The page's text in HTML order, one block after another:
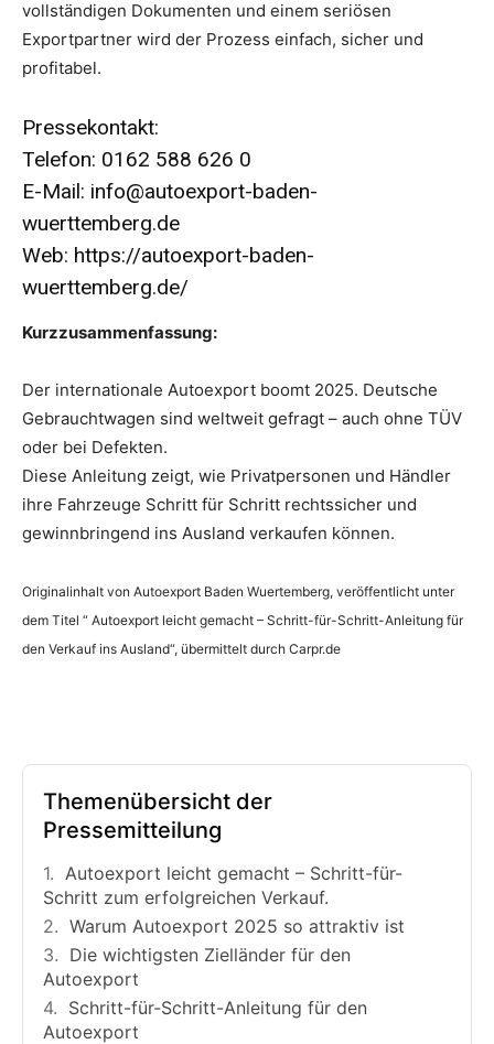
vollständigen Dokumenten und einem seriösen
Exportpartner wird der Prozess einfach, sicher und
profitabel.
Pressekontakt:
Telefon: 0162 588 626 0
E-Mail: info@autoexport-baden-
wuerttemberg.de
Web: https://autoexport-baden-
wuerttemberg.de/
Kurzzusammenfassung:
Der internationale Autoexport boomt 2025. Deutsche
Gebrauchtwagen sind weltweit gefragt – auch ohne TÜV
oder bei Defekten.
Diese Anleitung zeigt, wie Privatpersonen und Händler
ihre Fahrzeuge Schritt für Schritt rechtssicher und
gewinnbringend ins Ausland verkaufen können.
Originalinhalt von Autoexport Baden Wuertemberg, veröffentlicht unter
dem Titel “ Autoexport leicht gemacht – Schritt-für-Schritt-Anleitung für
den Verkauf ins Ausland“, übermittelt durch Carpr.de
Themenübersicht der
Pressemitteilung
Autoexport leicht gemacht – Schritt-für-
Schritt zum erfolgreichen Verkauf.
Warum Autoexport 2025 so attraktiv ist
Die wichtigsten Zielländer für den
Autoexport
Schritt-für-Schritt-Anleitung für den
Autoexport